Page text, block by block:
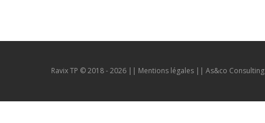
Ravix TP © 2018 - 2026 || Mentions légales || As&co Consulting